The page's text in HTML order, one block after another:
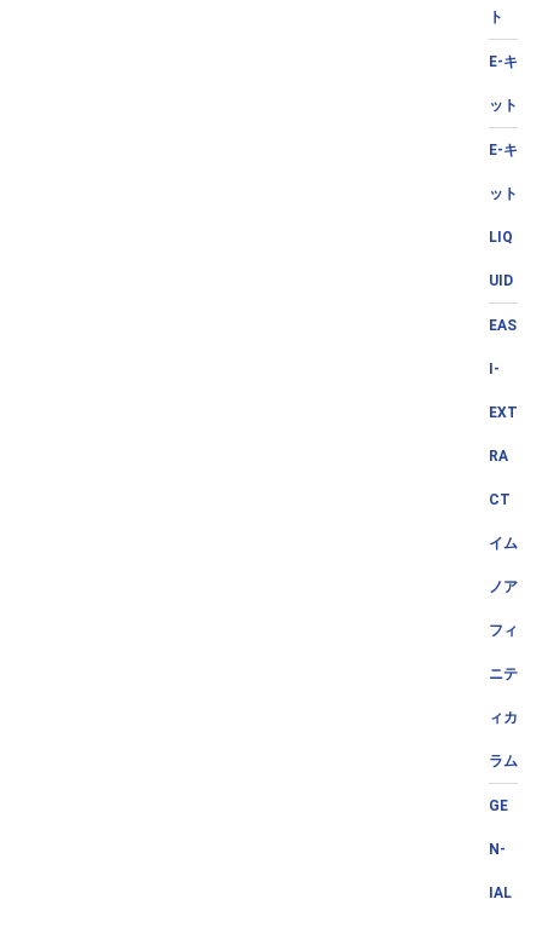
ト
E-キ
ット
E-キ
ット
LIQ
UID
EAS
I-
EXT
RA
CT
イム
ノア
フィ
ニテ
ィカ
ラム
GE
N-
IAL